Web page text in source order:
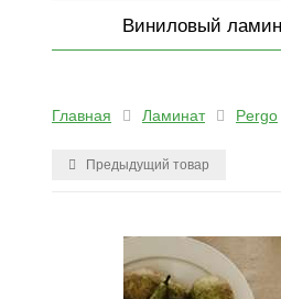
Виниловый
Главная Ламинат Pergo
Предыдущий товар